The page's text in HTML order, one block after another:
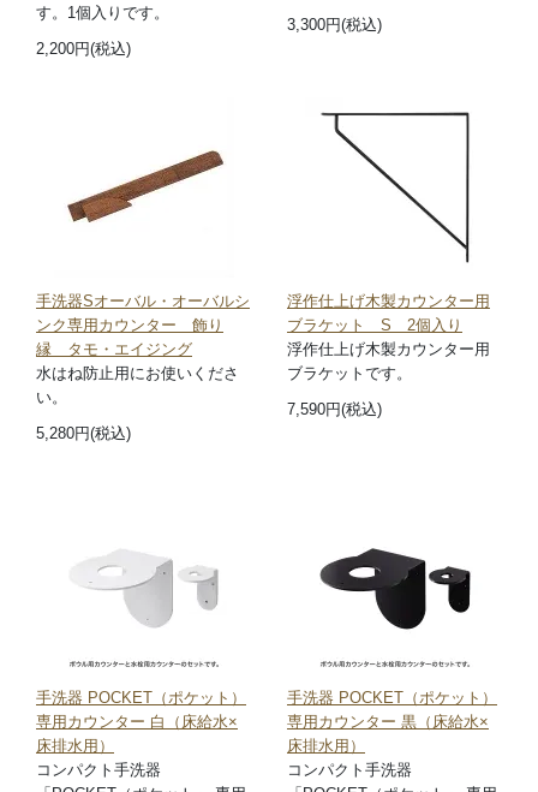
す。1個入りです。
2,200円(税込)
3,300円(税込)
手洗器Sオーバル・オーバルシ
ンク専用カウンター 飾り
縁 タモ・エイジング
水はね防止用にお使いくださ
い。
5,280円(税込)
浮作仕上げ木製カウンター用
ブラケット S 2個入り
浮作仕上げ木製カウンター用
ブラケットです。
7,590円(税込)
手洗器 POCKET（ポケット）
専用カウンター 白（床給水×
床排水用）
コンパクト手洗器
手洗器 POCKET（ポケット）
専用カウンター 黒（床給水×
床排水用）
コンパクト手洗器